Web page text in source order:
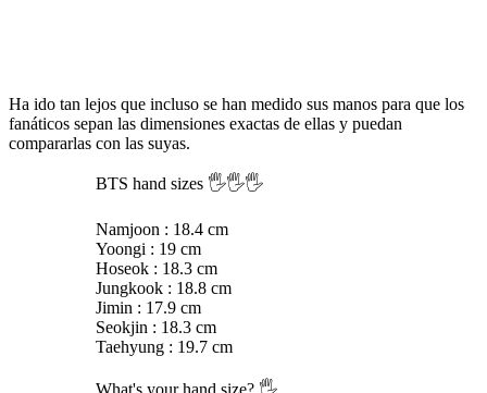
Ha ido tan lejos que incluso se han medido sus manos para que los
fanáticos sepan las dimensiones exactas de ellas y puedan
compararlas con las suyas.
BTS hand sizes 🖐️🖐️🖐️
Namjoon : 18.4 cm
Yoongi : 19 cm
Hoseok : 18.3 cm
Jungkook : 18.8 cm
Jimin : 17.9 cm
Seokjin : 18.3 cm
Taehyung : 19.7 cm
What's your hand size? 🖐️